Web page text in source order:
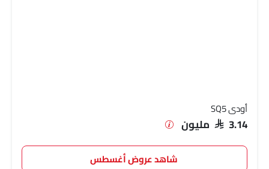
أودي SQ5
SAR 3.14 مليون
شاهد عروض أغسطس